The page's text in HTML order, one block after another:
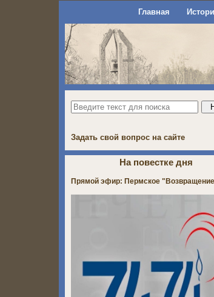
Главная
Задать свой вопрос на сайте
На повестке дня
Прямой эфир: Пермское